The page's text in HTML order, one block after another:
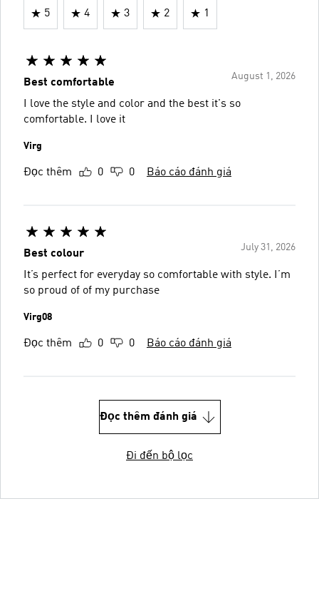
5 4 3 2 1
August 1, 2026
Best comfortable
I love the style and color and the best it's so
comfortable. I love it
Virg
Đọc thêm 0 0 Báo cáo đánh giá
July 31, 2026
Best colour
It’s perfect for everyday so comfortable with style. I’m
so proud of of my purchase
Virg08
Đọc thêm 0 0 Báo cáo đánh giá
Đọc thêm đánh giá
Đi đến bộ lọc